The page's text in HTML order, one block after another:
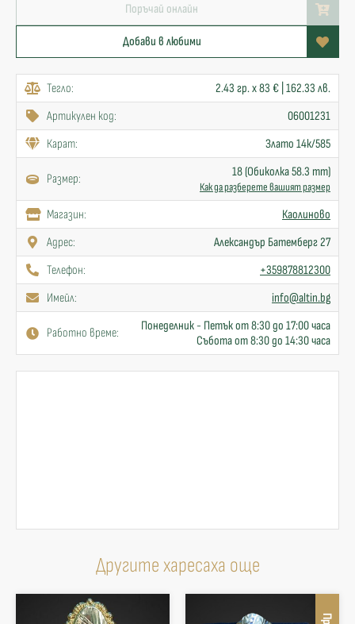
Поръчай онлайн
Добави в любими
Тегло:
2.43 гр. x 83 € | 162.33 лв.
Артикулен код:
06001231
Карат:
Злато 14к/585
Размер: 18 (Обиколка 58.3 mm)
Как да разберете вашият размер
Mагазин:
Каолиново
Адрес:
Александър Батемберг 27
Телефон:
+359878812300
Имейл:
info@altin.bg
Работно време:
Понеделник - Петък от 8:30 до 17:00 часа
Събота от 8:30 до 14:30 часа
Другите харесаха още